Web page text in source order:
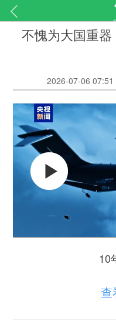
不愧为大国重
2026-07-06 07:51
10
首架运-
查